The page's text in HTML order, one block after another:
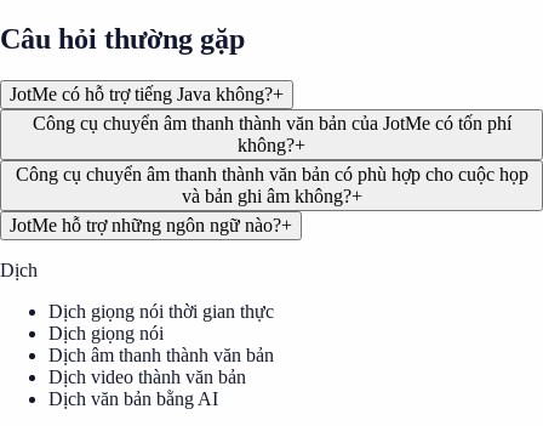
Câu hỏi thường gặp
JotMe có hỗ trợ tiếng Java không?+
Công cụ chuyển âm thanh thành văn bản của JotMe có tốn phí
không?+
Công cụ chuyển âm thanh thành văn bản có phù hợp cho cuộc họp
và bản ghi âm không?+
JotMe hỗ trợ những ngôn ngữ nào?+
Dịch
Dịch giọng nói thời gian thực
Dịch giọng nói
Dịch âm thanh thành văn bản
Dịch video thành văn bản
Dịch văn bản bằng AI